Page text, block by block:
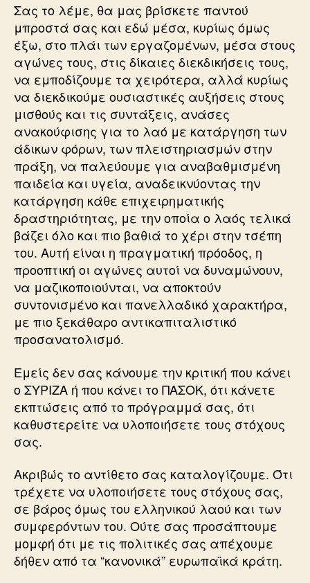
Σας το λέμε, θα μας βρίσκετε παντού
μπροστά σας και εδώ μέσα, κυρίως όμως
έξω, στο πλάι των εργαζομένων, μέσα στους
αγώνες τους, στις δίκαιες διεκδικήσεις τους,
να εμποδίζουμε τα χειρότερα, αλλά κυρίως
να διεκδικούμε ουσιαστικές αυξήσεις στους
μισθούς και τις συντάξεις, ανάσες
ανακούφισης για το λαό με κατάργηση των
άδικων φόρων, των πλειστηριασμών στην
πράξη, να παλεύουμε για αναβαθμισμένη
παιδεία και υγεία, αναδεικνύοντας την
κατάργηση κάθε επιχειρηματικής
δραστηριότητας, με την οποία ο λαός τελικά
βάζει όλο και πιο βαθιά το χέρι στην τσέπη
του. Αυτή είναι η πραγματική πρόοδος, η
προοπτική οι αγώνες αυτοί να δυναμώνουν,
να μαζικοποιούνται, να αποκτούν
συντονισμένο και πανελλαδικό χαρακτήρα,
με πιο ξεκάθαρο αντικαπιταλιστικό
προσανατολισμό.
Εμείς δεν σας κάνουμε την κριτική που κάνει
ο ΣΥΡΙΖΑ ή που κάνει το ΠΑΣΟΚ, ότι κάνετε
εκπτώσεις από το πρόγραμμά σας, ότι
καθυστερείτε να υλοποιήσετε τους στόχους
σας.
Ακριβώς το αντίθετο σας καταλογίζουμε. Ότι
τρέχετε να υλοποιήσετε τους στόχους σας,
σε βάρος όμως του ελληνικού λαού και των
συμφερόντων του. Ούτε σας προσάπτουμε
μομφή ότι με τις πολιτικές σας απέχουμε
δήθεν από τα “κανονικά” ευρωπαϊκά κράτη.